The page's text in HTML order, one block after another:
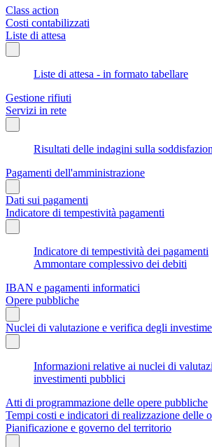
Class action
Costi contabilizzati
Liste di attesa
Liste di attesa - in formato tabellare
Gestione rifiuti
Servizi in rete
Risultati delle indagini sulla
Pagamenti dell'amministrazione
Dati sui pagamenti
Indicatore di tempestività pagamenti
Indicatore di tempestività dei pagamenti
Ammontare complessivo dei debiti
IBAN e pagamenti informatici
Opere pubbliche
Nuclei di valutazione e verifica degli
Informazioni relative ai nuclei di
investimenti pubblici
Atti di programmazione delle opere pubbliche
Tempi costi e indicatori di realizzazione delle
Pianificazione e governo del territorio